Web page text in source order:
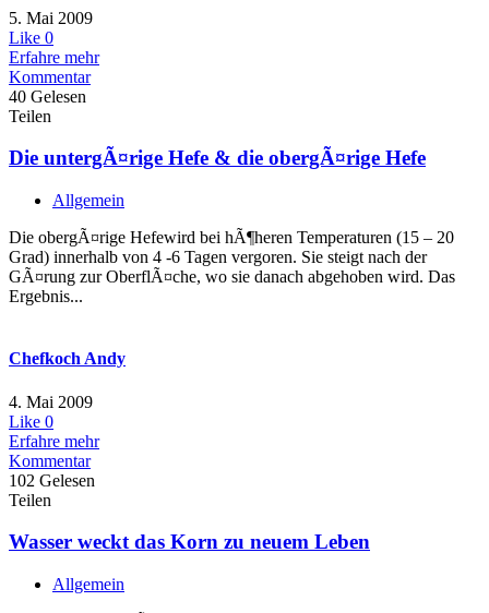
5. Mai 2009
Like 0
Erfahre mehr
Kommentar
40 Gelesen
Teilen
Die untergÃ¤rige Hefe & die obergÃ¤rige Hefe
Allgemein
Die obergÃ¤rige Hefewird bei hÃ¶heren Temperaturen (15 – 20
Grad) innerhalb von 4 -6 Tagen vergoren. Sie steigt nach der
GÃ¤rung zur OberflÃ¤che, wo sie danach abgehoben wird. Das
Ergebnis...
Chefkoch Andy
4. Mai 2009
Like 0
Erfahre mehr
Kommentar
102 Gelesen
Teilen
Wasser weckt das Korn zu neuem Leben
Allgemein